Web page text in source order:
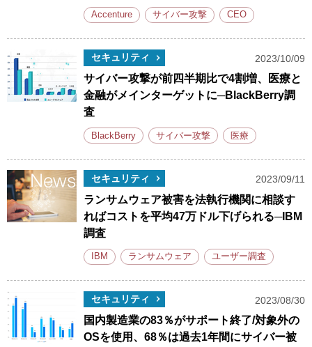
Accenture サイバー攻撃 CEO
セキュリティ 2023/10/09
サイバー攻撃が前四半期比で4割増、医療と
金融がメインターゲットに─BlackBerry調
査
BlackBerry サイバー攻撃 医療
セキュリティ 2023/09/11
ランサムウェア被害を法執行機関に相談す
ればコストを平均47万ドル下げられる─IBM
調査
IBM ランサムウェア ユーザー調査
セキュリティ 2023/08/30
国内製造業の83％がサポート終了/対象外の
OSを使用、68％は過去1年間にサイバー被